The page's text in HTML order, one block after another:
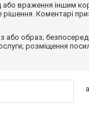
або враження іншим
Коментарі
або образ;
розміщення